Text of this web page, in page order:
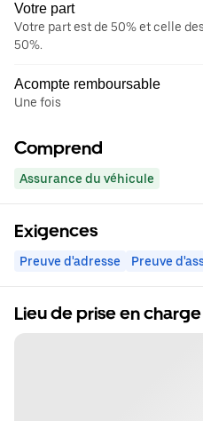
Votre part
Votre part est de 50% et celle
50%.
Acompte remboursable
Une fois
Comprend
Assurance du véhicule
Exigences
Preuve d'adresse Preuve
Lieu de prise en charge